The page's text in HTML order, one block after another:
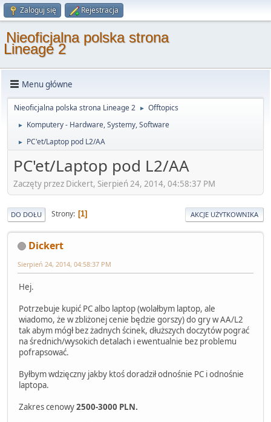
Zaloguj się Rejestracja
Nieoficjalna polska strona
Lineage 2
Menu główne
Nieoficjalna polska strona Lineage 2 ► Offtopics
► Komputery - Hardware, Systemy, Software
► PC'et/Laptop pod L2/AA
PC'et/Laptop pod L2/AA
Zaczęty przez Dickert, Sierpień 24, 2014, 04:58:37 PM
DO DOŁU Strony 1 AKCJE UŻYTKOWNIKA
Dickert
Sierpień 24, 2014, 04:58:37 PM
Hej.
Potrzebuje kupić PC albo laptop (wolałbym laptop, ale
wiadomo, że w zbliżonej cenie będzie gorszy) do gry w AA/L2
tak abym mógł bez żadnych ścinek, dłuższych doczytów pograć
na średnich/wysokich detalach i ewentualnie bez problemu
pofrapsować.
Byłbym wdzięczny jakby ktoś doradził odnośnie PC i odnośnie
laptopa.
Zakres cenowy2500-3000 PLN.